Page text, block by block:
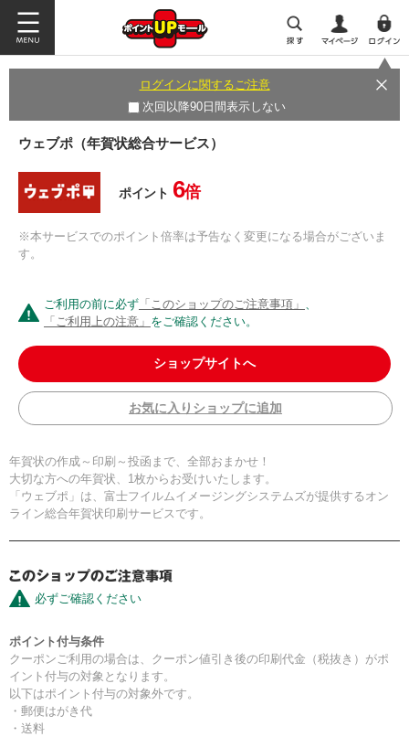
ログインに関するご注意
次回以降90日間表示しない
ウェブポ（年賀状総合サービス）
ポイント 6倍
※本サービスでのポイント倍率は予告なく変更になる場合がございま
す。
ご利用の前に必ず 「このショップのご注意事項」 、
「ご利用上の注意」 をご確認ください。
ショップサイトへ
お気に入りショップに追加
年賀状の作成～印刷～投函まで、全部おまかせ！
大切な方への年賀状、1枚からお受けいたします。
「ウェブポ」は、富士フイルムイメージングシステムズが提供するオン
ライン総合年賀状印刷サービスです。
必ずご確認ください
ポイント付与条件
クーポンご利用の場合は、クーポン値引き後の印刷代金（税抜き）がポ
イント付与の対象となります。
以下はポイント付与の対象外です。
・郵便はがき代
・送料